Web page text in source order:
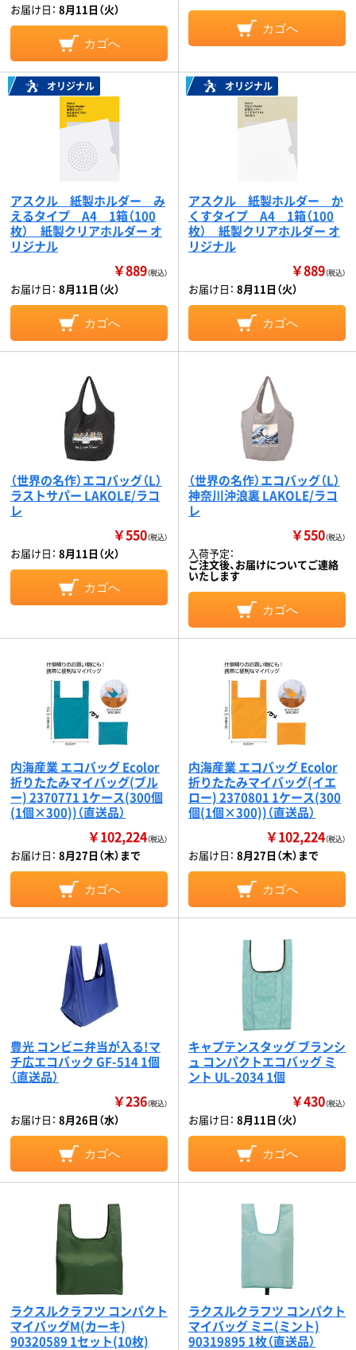
お届け日： 8月11日（火）
カゴへ
カゴへ
オリジナル
アスクル 紙製ホルダー み
えるタイプ A4 1箱（100
枚） 紙製クリアホルダー オ
リジナル
￥889（税込）
お届け日： 8月11日（火）
カゴへ
オリジナル
アスクル 紙製ホルダー か
くすタイプ A4 1箱（100
枚） 紙製クリアホルダー オ
リジナル
￥889（税込）
お届け日： 8月11日（火）
カゴへ
（世界の名作）エコバッグ（L）
ラストサパー LAKOLE/ラコ
レ
￥550（税込）
お届け日： 8月11日（火）
カゴへ
（世界の名作）エコバッグ（L）
神奈川沖浪裏 LAKOLE/ラコ
レ
￥550（税込）
入荷予定：
ご注文後、お届けについてご連絡
いたします
カゴへ
内海産業 エコバッグ Ecolor
折りたたみマイバッグ(ブル
ー) 2370771 1ケース(300個
(1個×300))（直送品）
￥102,224（税込）
お届け日： 8月27日（木）まで
カゴへ
内海産業 エコバッグ Ecolor
折りたたみマイバッグ(イエ
ロー) 2370801 1ケース(300
個(1個×300))（直送品）
￥102,224（税込）
お届け日： 8月27日（木）まで
カゴへ
豊光 コンビニ弁当が入る!マ
チ広エコバック GF-514 1個
（直送品）
￥236（税込）
お届け日： 8月26日（水）
カゴへ
キャプテンスタッグ ブランシ
ュ コンパクトエコバッグ ミ
ント UL-2034 1個
￥430（税込）
お届け日： 8月11日（火）
カゴへ
ラクスルクラフツ コンパクト
マイバッグM(カーキ)
90320589 1セット(10枚)
ラクスルクラフツ コンパクト
マイバッグ ミニ(ミント)
90319895 1枚（直送品）